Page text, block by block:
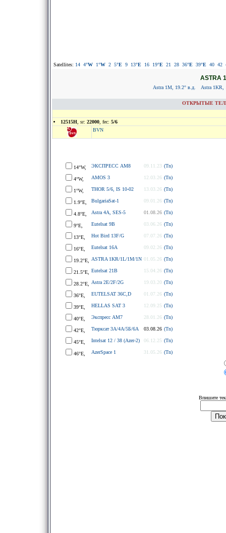
Satellites: 14 4°W 1°W 2 5°E 9 13°E 16 19°E 21 28 36°E 39°E 40 42
ASTRA
Astra 1M, 19.2° в.д. Astra 1KR,
ОТКРЫТЫЕ
12515H , sr: 22000 , fec: 5/6
BVN
14°W, ЭКСПРЕСС АМ8 09.11.23 (Tn)
4°W, AMOS 3 12.03.26 (Tn)
1°W, THOR 5/6, IS 10-02 13.03.26 (Tn)
1.9°E, BulgariaSat-1 09.01.26 (Tn)
4.8°E, Astra 4A, SES-5 01.08.26 (Tn)
9°E, Eutelsat 9B 03.06.26 (Tn)
13°E, Hot Bird 13F/G 07.07.26 (Tn)
16°E, Eutelsat 16A 09.02.26 (Tn)
19.2°E, ASTRA 1KR/1L/1M/1N 01.05.26 (Tn)
21.5°E, Eutelsat 21B 15.04.26 (Tn)
28.2°E, Astra 2E/2F/2G 19.03.20 (Tn)
36°E, EUTELSAT 36C,D 01.07.26 (Tn)
39°E, HELLAS SAT 3 12.09.25 (Tn)
40°E, Экспресс АМ7 28.01.26 (Tn)
42°E, Тюрксат 3A/4A/5Б/6A 03.08.26 (Tn)
45°E, Intelsat 12 / 38 (Azer-2) 06.12.25 (Tn)
46°E, AzerSpace 1 31.05.26 (Tn)
Впишите